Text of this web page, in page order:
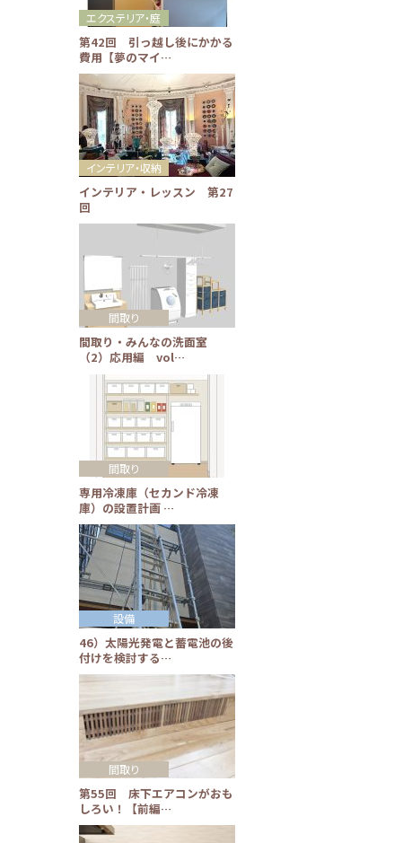
第42回 引っ越し後にかかる
費用【夢のマイ…
エクステリア・庭
インテリア・レッスン 第27
回
インテリア・収納
間取り・みんなの洗面室
（2）応用編 vol…
間取り
専用冷凍庫（セカンド冷凍
庫）の設置計画 …
間取り
46）太陽光発電と蓄電池の後
付けを検討する…
設備
第55回 床下エアコンがおも
しろい！【前編…
間取り